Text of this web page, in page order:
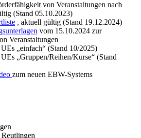
von Veranstaltungen nach
(Stand 05.10.2023)
, aktuell gültig (Stand 19.12.2024)
sunterlagen vom 15.10.2024 zur
Veranstaltungen
UEs „einfach“ (Stand 10/2025)
UEs „Gruppen/Reihen/Kurse“ (Stand
zum neuen EBW-Systems